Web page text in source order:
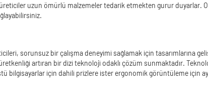
uzun ömürlü malzemeler tedarik etmekten gurur duyarlar.
sorunsuz bir çalışma deneyimi sağlamak için tasarımlarına
artıran bir dizi teknoloji odaklı çözüm sunmaktadır.
bilgisayarlar için dahili prizlere ister ergonomik görüntüleme için